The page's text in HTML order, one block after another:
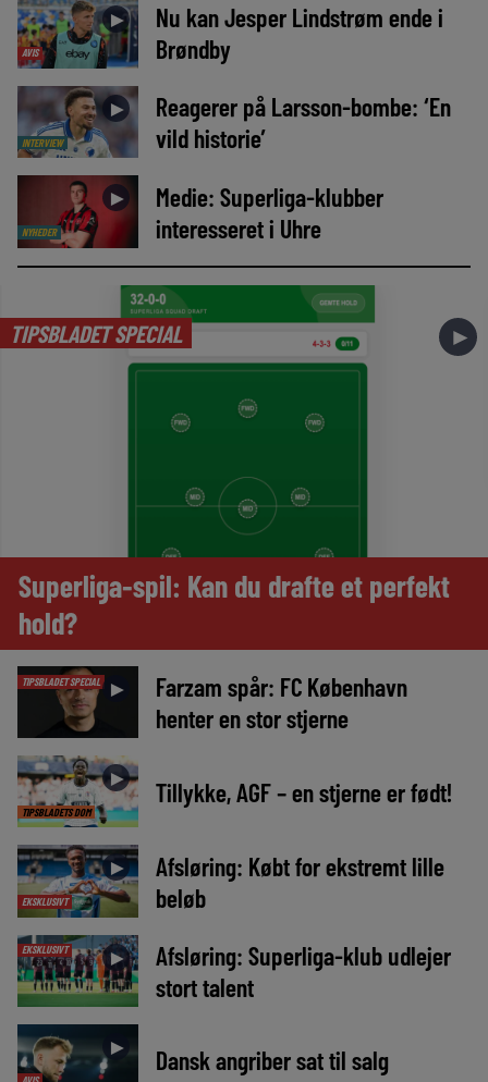
AVIS
►
Nu kan Jesper Lindstrøm ende i
Brøndby
INTERVIEW
►
Reagerer på Larsson-bombe: ‘En
vild historie’
NYHEDER
►
Medie: Superliga-klubber
interesseret i Uhre
TIPSBLADET SPECIAL ►
Superliga-spil: Kan du drafte et perfekt
hold?
TIPSBLADET SPECIAL ►
Farzam spår: FC København
henter en stor stjerne
TIPSBLADETS DOM
► Tillykke, AGF – en stjerne er født!
EKSKLUSIVT
►
Afsløring: Købt for ekstremt lille
beløb
EKSKLUSIVT ►
Afsløring: Superliga-klub udlejer
stort talent
► Dansk angriber sat til salg